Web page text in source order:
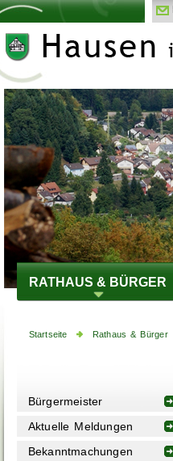
RATHAUS & BÜRGER
Startseite Rathaus & Bürger
Bürgermeister
Aktuelle Meldungen
Bekanntmachungen